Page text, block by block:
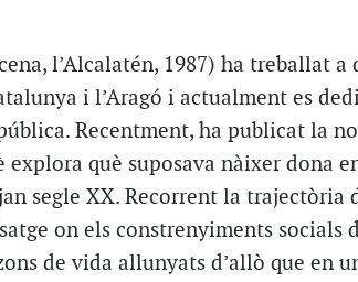
l’Alcalatén, 1987) ha treballat a
i l’Aragó i actualment es
Recentment, ha publicat la
explora què suposava nàixer dona
segle XX. Recorrent la trajectòria
on els constrenyiments socials
de vida allunyats d’allò que en